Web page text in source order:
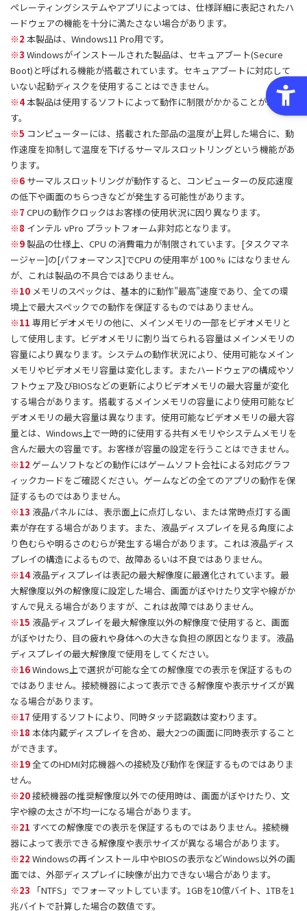
ペレーティングシステムやアプリによっては、仕様詳細に表記されたハ
ードウェアの機能を十分に満たさない場合があります。
※2 本製品は、Windows11 Pro用です。
※3 Windowsがインストールされた製品は、セキュアブート(Secure
Boot)と呼ばれる機能が搭載されています。セキュアブートに対応して
いない起動ディスクを使用することはできません。
※4本製品は使用するソフトによって動作に制限がかかることがありま
す。
※5 コンピューターには、搭載された部品の温度が上昇した場合に、動
作速度を抑制して温度を下げるサーマルスロットリングという機能があ
ります。
※6 サーマルスロットリングが動作すると、コンピューターの反応速度
の低下や画面のちらつきなどが発生する可能性があります。
※7 CPUの動作クロックはお客様の使用状況に因り異なります。
※8 インテル vPro プラットフォーム非対応となります。
※9製品の仕様上、CPU の消費電力が制限されています。[タスクマネ
ージャー]の[パフォーマンス]でCPU の使用率が 100 % にはなりません
が、これは製品の不具合ではありません。
※10 メモリのスペックは、基本的に動作"最高"速度であり、全ての環
境上で最大スペックでの動作を保証するものではありません。
※11 専用ビデオメモリの他に、メインメモリの一部をビデオメモリと
して使用します。ビデオメモリに割り当てられる容量はメインメモリの
容量により異なります。システムの動作状況により、使用可能なメイン
メモリやビデオメモリ容量は変化します。またハードウェアの構成やソ
フトウェア及びBIOSなどの更新によりビデオメモリの最大容量が変化
する場合があります。搭載するメインメモリの容量により使用可能なビ
デオメモリの最大容量は異なります。使用可能なビデオメモリの最大容
量とは、Windows上で一時的に使用する共有メモリやシステムメモリを
含んだ最大の容量です。お客様が容量の設定を行うことはできません。
※12 ゲームソフトなどの動作にはゲームソフト会社による対応グラフ
ィックカードをご確認ください。ゲームなどの全てのアプリの動作を保
証するものではありません。
※13 液晶パネルには、表示面上に点灯しない、または常時点灯する画
素が存在する場合があります。また、液晶ディスプレイを見る角度によ
り色むらや明るさのむらが発生する場合があります。これは液晶ディス
プレイの構造によるもので、故障あるいは不良ではありません。
※14液晶ディスプレイは表記の最大解像度に最適化されています。最
大解像度以外の解像度に設定した場合、画面がぼやけたり文字や線がか
すんで見える場合がありますが、これは故障ではありません。
※15 液晶ディスプレイを最大解像度以外の解像度で使用すると、画面
がぼやけたり、目の疲れや身体への大きな負担の原因となります。液晶
ディスプレイの最大解像度で使用をしてください。
※16Windows上で選択が可能な全ての解像度での表示を保証するもの
ではありません。接続機器によって表示できる解像度や表示サイズが異
なる場合があります。
※17 使用するソフトにより、同時タッチ認識数は変わります。
※18 本体内蔵ディスプレイを含め、最大2つの画面に同時表示すること
ができます。
※19全てのHDMI対応機器への接続及び動作を保証するものではありま
せん。
※20接続機器の推奨解像度以外での使用時は、画面がぼやけたり、文
字や線の太さが不均一になる場合があります。
※21 すべての解像度での表示を保証するものではありません。接続機
器によって表示できる解像度や表示サイズが異なる場合があります。
※22 Windowsの再インストール中やBIOSの表示などWindows以外の画
面では、外部ディスプレイに映像が出力できない場合があります。
※23
「NTFS」でフォーマットしています。1GBを10億バイト、1TBを1
兆バイトで計算した場合の数値です。